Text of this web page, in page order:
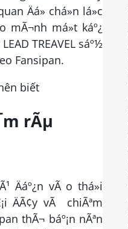
Äá» chá»n lá»c
mÃ¬nh má»t káº¿
TREAVEL sáº½
Fansipan.
rÃµ
Äáº¿n vÃ o thá»i
ÄÃ¢y vÃ chiÃªm
thÃ¬ báº¡n nÃªn